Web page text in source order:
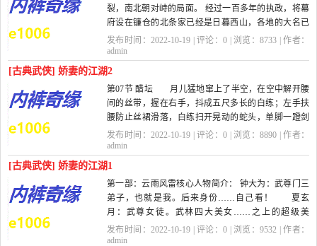
裂，南北朝对峙的局面。 经过一百多年的执政，将幕
府设在镰仓的北条家已经是日暮西山，各地的大名已
经纷纷据地而自治，渐渐和...
发布时间：2022-10-19 | 评论：0 | 浏览：8733 | 作者：
admin
[古典武侠] 娇妻的江湖2
第07节 醋坛 月儿猛地窜上了半空，在空中解开腰
间的丝带，握在右手，抖成五尺多长的白练；左手扶
腰防止丝裙滑落，白练扫开晃动的蛇头，单脚一蹬剑
柄，再飘飞起来。 看来月儿只有这...
发布时间：2022-10-19 | 评论：0 | 浏览：8890 | 作者：
admin
[古典武侠] 娇妻的江湖1
第一部：云雨风雷核心人物简介： 钟大为：武尊门三
弟子，也就是我。后来身份……自己看！ 夏玄
月：武尊女徒。武林四大美女……之上的超级美
女…… 武尊：名字不知道，似乎复姓独...
发布时间：2022-10-19 | 评论：0 | 浏览：9532 | 作者：
admin